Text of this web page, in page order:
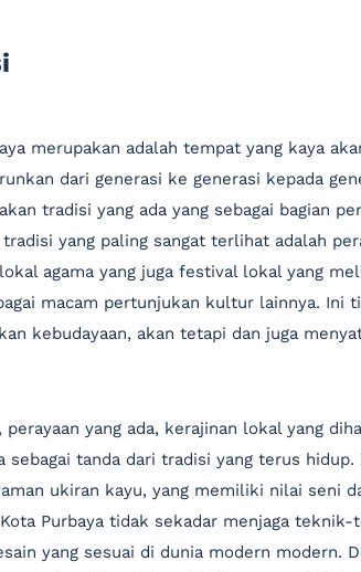
merupakan adalah tempat yang kaya
dari generasi ke generasi kepada
tradisi yang ada yang sebagai bagian
yang paling sangat terlihat adalah
agama yang juga festival lokal yang
macam pertunjukan kultur lainnya. Ini
kebudayaan, akan tetapi dan juga
perayaan yang ada, kerajinan lokal yang
sebagai tanda dari tradisi yang terus
ukiran kayu, yang memiliki nilai seni
Purbaya tidak sekadar menjaga
yang sesuai di dunia modern modern.